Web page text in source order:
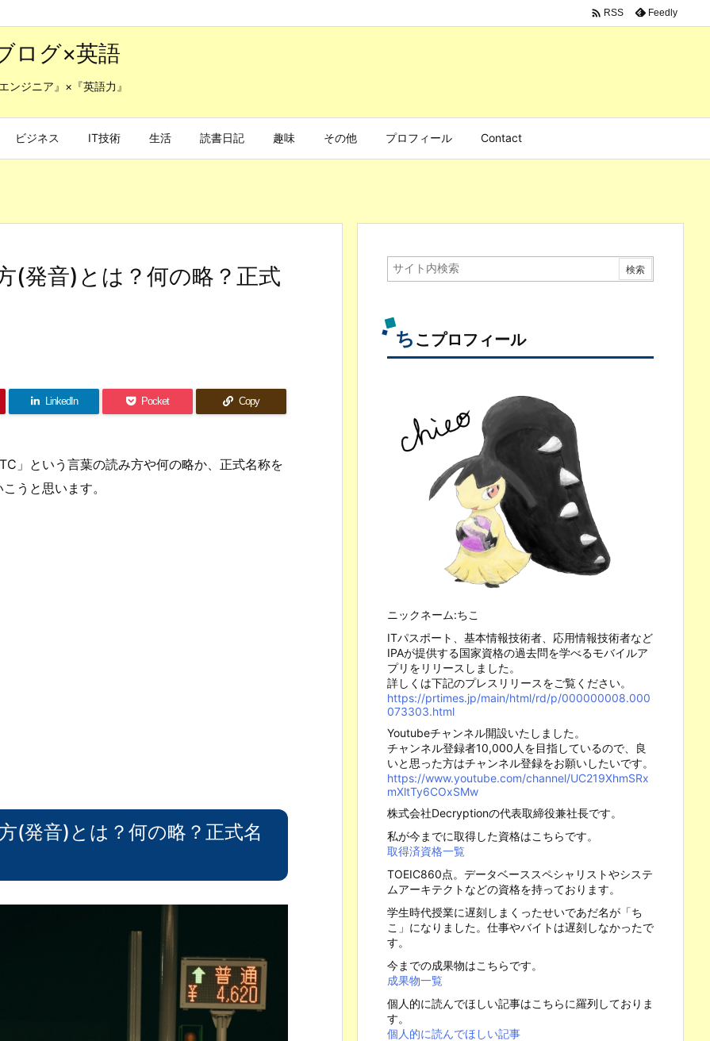
ログ×英語
ンジニア』×『英語力』
ビジネス IT技術 生活 読書日記 趣味 その他 プロフィール Contact
 RSS Feedly
(発音)とは？何の略？正式
LinkedIn Pocket Copy
」という言葉の読み方や何の略か、正式名称を
うと思います。
(発音)とは？何の略？正式名
ち こプロフィール
ニックネーム:ちこ
ITパスポート、基本情報技術者、応用情報技術者など
IPAが提供する国家資格の過去問を学べるモバイルア
プリをリリースしました。
詳しくは下記のプレスリリースをご覧ください。
https://prtimes.jp/main/html/rd/p/000000008.000
073303.html
Youtubeチャンネル開設いたしました。
チャンネル登録者10,000人を目指しているので、良
いと思った方はチャンネル登録をお願いしたいです。
https://www.youtube.com/channel/UC219XhmSRx
mXltTy6COxSMw
株式会社Decryptionの代表取締役兼社長です。
私が今までに取得した資格はこちらです。
取得済資格一覧
TOEIC860点。データベーススペシャリストやシステ
ムアーキテクトなどの資格を持っております。
学生時代授業に遅刻しまくったせいであだ名が「ち
こ」になりました。仕事やバイトは遅刻しなかったで
す。
今までの成果物はこちらです。
成果物一覧
個人的に読んでほしい記事はこちらに羅列しておりま
す。
個人的に読んでほしい記事